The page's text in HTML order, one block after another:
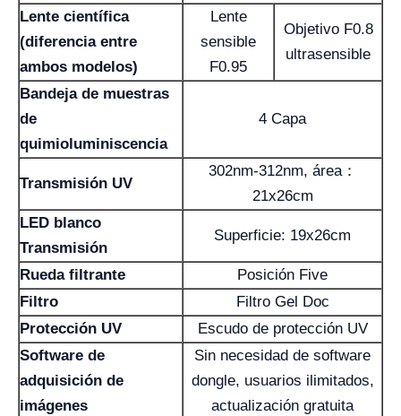
Lente científica
(diferencia entre
ambos modelos)
Lente
sensible
F0.95
Objetivo F0.8
ultrasensible
Bandeja de muestras
de
quimioluminiscencia
4 Capa
Transmisión UV
302nm-312nm, área：
21x26cm
LED blanco
Transmisión
Superficie: 19x26cm
Rueda filtrante
Posición Five
Filtro
Filtro Gel Doc
Protección UV
Escudo de protección UV
Software de
adquisición de
imágenes
Sin necesidad de software
dongle, usuarios ilimitados,
actualización gratuita